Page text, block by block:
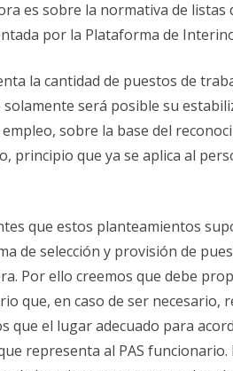
es sobre la normativa de listas
por la Plataforma de
la cantidad de puestos de
será posible su
sobre la base del
principio que ya se aplica al
que estos planteamientos
de selección y provisión de
Por ello creemos que debe
que, en caso de ser
que el lugar adecuado para
representa al PAS